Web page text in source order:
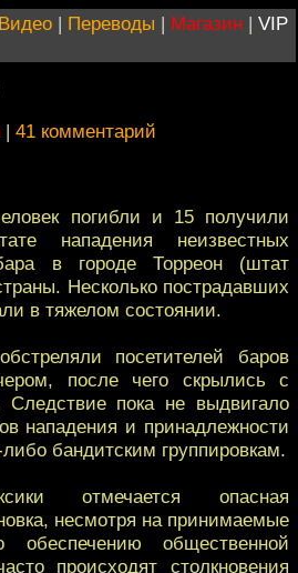
Видео | Переводы | Магазин | VIP
| 41 комментарий
погибли и 15 получили
нападения неизвестных
в городе Торреон (штат
Несколько пострадавших
в тяжелом состоянии.
посетителей баров
после чего скрылись с
Следствие пока не выдвигало
нападения и принадлежности
либо бандитским группировкам.
отмечается опасная
несмотря на принимаемые
общественной
происходят столкновения